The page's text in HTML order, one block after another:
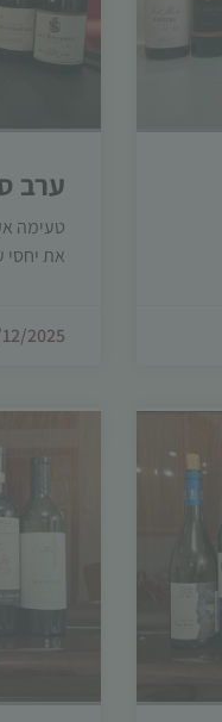
ערב
טעימה
את יחסי
2025